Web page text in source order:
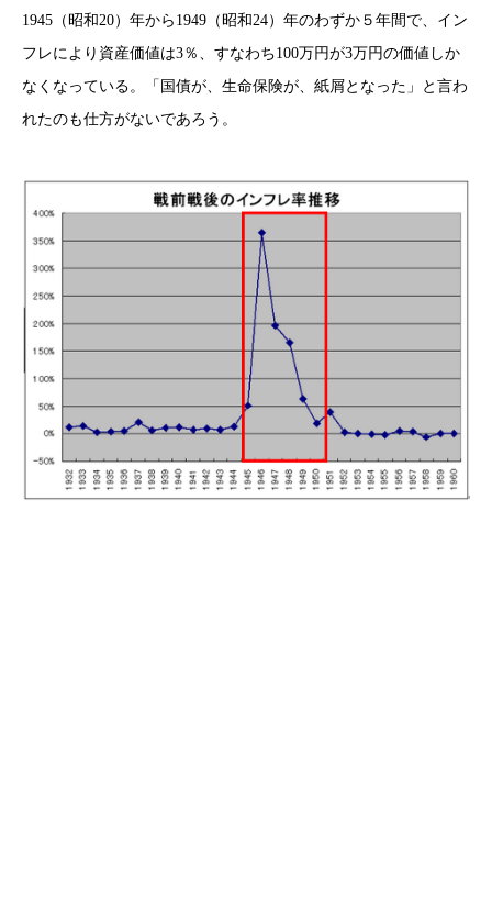
1945（昭和20）年から1949（昭和24）年のわずか５年間で、イン
フレにより資産価値は3％、すなわち100万円が3万円の価値しか
なくなっている。「国債が、生命保険が、紙屑となった」と言わ
れたのも仕方がないであろう。